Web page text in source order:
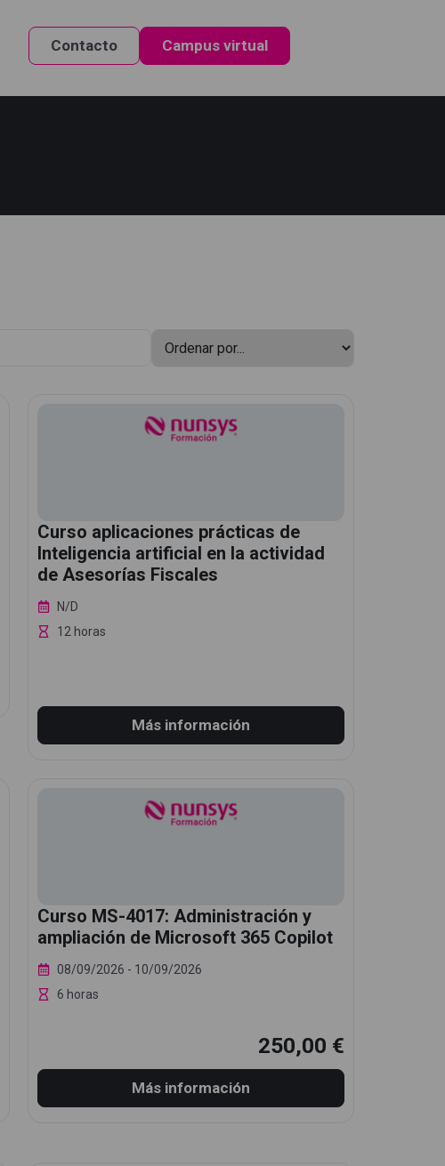
Contacto Campus virtual
Curso aplicaciones prácticas de
Inteligencia artificial en la actividad
de Asesorías Fiscales
N/D
12 horas
Más información
Curso MS-4017: Administración y
ampliación de Microsoft 365 Copilot
08/09/2026 - 10/09/2026
6 horas
250,00 €
Más información